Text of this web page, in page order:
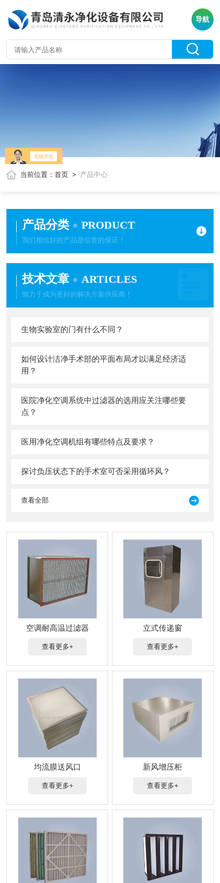
导航
当前位置：首页 > 产品中心
产品分类 PRODUCT
我们相信好的产品是信誉的保证！
技术文章 ARTICLES
致力于成为更好的解决方案供应商！
生物实验室的门有什么不同？
如何设计洁净手术部的平面布局才以满足经济适
用？
医院净化空调系统中过滤器的选用应关注哪些要
点？
医用净化空调机组有哪些特点及要求？
探讨负压状态下的手术室可否采用循环风？
查看全部
空调耐高温过滤器
查看更多+
立式传递窗
查看更多+
均流膜送风口
查看更多+
新风增压柜
查看更多+